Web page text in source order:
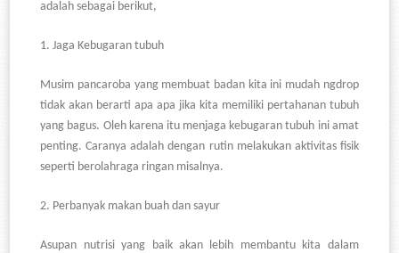
adalah sebagai berikut,
1.Jaga Kebugaran tubuh
Musim pancaroba yang membuat badan kita ini mudah ngdrop
tidak akan berarti apa apa jika kita memiliki pertahanan tubuh
yang bagus. Oleh karena itu menjaga kebugaran tubuh ini amat
penting. Caranya adalah dengan rutin melakukan aktivitas fisik
seperti berolahraga ringan misalnya.
2. Perbanyak makan buah dan sayur
Asupan nutrisi yang baik akan lebih membantu kita dalam